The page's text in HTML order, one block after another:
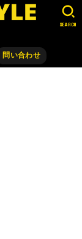
問い合わせ
SEARCH